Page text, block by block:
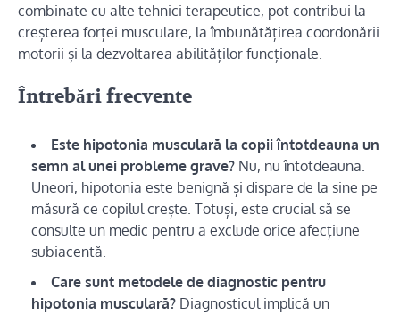
combinate cu alte tehnici terapeutice, pot contribui la
creșterea forței musculare, la îmbunătățirea coordonării
motorii și la dezvoltarea abilităților funcționale.
Întrebări frecvente
Este hipotonia musculară la copii întotdeauna un
semn al unei probleme grave? Nu, nu întotdeauna.
Uneori, hipotonia este benignă și dispare de la sine pe
măsură ce copilul crește. Totuși, este crucial să se
consulte un medic pentru a exclude orice afecțiune
subiacentă.
Care sunt metodele de diagnostic pentru
hipotonia musculară? Diagnosticul implică un